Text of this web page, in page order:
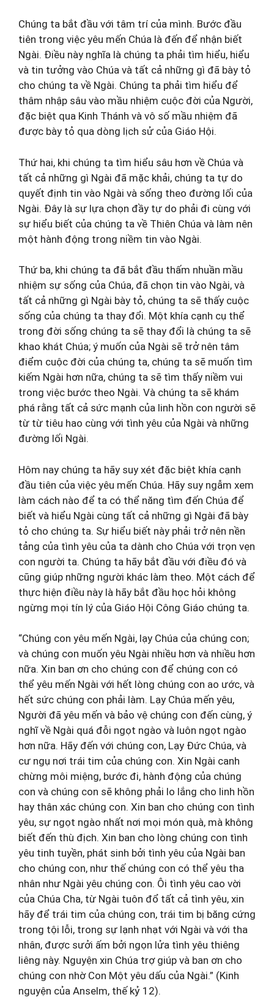
Chúng ta bắt đầu với tâm trí của mình. Bước đầu
tiên trong việc yêu mến Chúa là đến để nhận biết
Ngài. Điều này nghĩa là chúng ta phải tìm hiểu, hiểu
và tin tưởng vào Chúa và tất cả những gì đã bày tỏ
cho chúng ta về Ngài. Chúng ta phải tìm hiểu để
thâm nhập sâu vào mầu nhiệm cuộc đời của Người,
đặc biệt qua Kinh Thánh và vô số mầu nhiệm đã
được bày tỏ qua dòng lịch sử của Giáo Hội.
Thứ hai, khi chúng ta tìm hiểu sâu hơn về Chúa và
tất cả những gì Ngài đã mặc khải, chúng ta tự do
quyết định tin vào Ngài và sống theo đường lối của
Ngài. Đây là sự lựa chọn đầy tự do phải đi cùng với
sự hiểu biết của chúng ta về Thiên Chúa và làm nên
một hành động trong niềm tin vào Ngài.
Thứ ba, khi chúng ta đã bắt đầu thấm nhuần mầu
nhiệm sự sống của Chúa, đã chọn tin vào Ngài, và
tất cả những gì Ngài bày tỏ, chúng ta sẽ thấy cuộc
sống của chúng ta thay đổi. Một khía cạnh cụ thể
trong đời sống chúng ta sẽ thay đổi là chúng ta sẽ
khao khát Chúa; ý muốn của Ngài sẽ trở nên tâm
điểm cuộc đời của chúng ta, chúng ta sẽ muốn tìm
kiếm Ngài hơn nữa, chúng ta sẽ tìm thấy niềm vui
trong việc bước theo Ngài. Và chúng ta sẽ khám
phá rằng tất cả sức mạnh của linh hồn con người sẽ
từ từ tiêu hao cùng với tình yêu của Ngài và những
đường lối Ngài.
Hôm nay chúng ta hãy suy xét đặc biệt khía cạnh
đầu tiên của việc yêu mến Chúa. Hãy suy ngẫm xem
làm cách nào để ta có thể năng tìm đến Chúa để
biết và hiểu Ngài cùng tất cả những gì Ngài đã bày
tỏ cho chúng ta. Sự hiểu biết này phải trở nên nền
tảng của tình yêu của ta dành cho Chúa với trọn vẹn
con người ta. Chúng ta hãy bắt đầu với điều đó và
cũng giúp những người khác làm theo. Một cách để
thực hiện điều này là hãy bắt đầu học hỏi không
ngừng mọi tín lý của Giáo Hội Công Giáo chúng ta.
“Chúng con yêu mến Ngài, lạy Chúa của chúng con;
và chúng con muốn yêu Ngài nhiều hơn và nhiều hơn
nữa. Xin ban ơn cho chúng con để chúng con có
thể yêu mến Ngài với hết lòng chúng con ao ước, và
hết sức chúng con phải làm. Lạy Chúa mến yêu,
Người đã yêu mến và bảo vệ chúng con đến cùng, ý
nghĩ về Ngài quá đỗi ngọt ngào và luôn ngọt ngào
hơn nữa. Hãy đến với chúng con, Lạy Đức Chúa, và
cư ngụ nơi trái tim của chúng con. Xin Ngài canh
chừng môi miệng, bước đi, hành động của chúng
con và chúng con sẽ không phải lo lắng cho linh hồn
hay thân xác chúng con. Xin ban cho chúng con tình
yêu, sự ngọt ngào nhất nơi mọi món quà, mà không
biết đến thù địch. Xin ban cho lòng chúng con tình
yêu tinh tuyền, phát sinh bởi tình yêu của Ngài ban
cho chúng con, như thế chúng con có thể yêu tha
nhân như Ngài yêu chúng con. Ôi tình yêu cao vời
của Chúa Cha, từ Ngài tuôn đổ tất cả tình yêu, xin
hãy để trái tim của chúng con, trái tim bị băng cứng
trong tội lỗi, trong sự lạnh nhạt với Ngài và với tha
nhân, được sưởi ấm bởi ngọn lửa tình yêu thiêng
liêng này. Nguyện xin Chúa trợ giúp và ban ơn cho
chúng con nhờ Con Một yêu dấu của Ngài.” (Kinh
nguyện của Anselm, thế kỷ 12).